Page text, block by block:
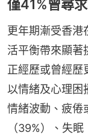
僅41%曾尋
更年期漸受香港
活平衡帶來顯著
正經歷或曾經歷
以情緒及心理困
情緒波動、疲倦
（39%）、失